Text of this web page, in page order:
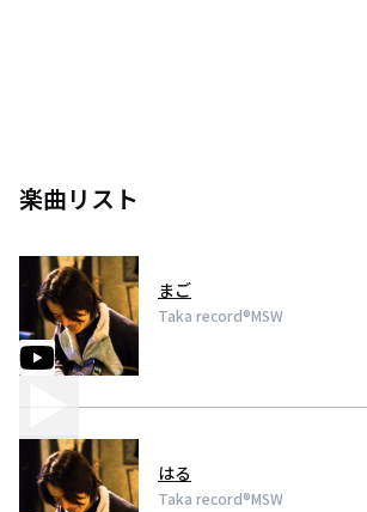
楽曲リスト
まご
Taka record®︎MSW
はる
Taka record®︎MSW